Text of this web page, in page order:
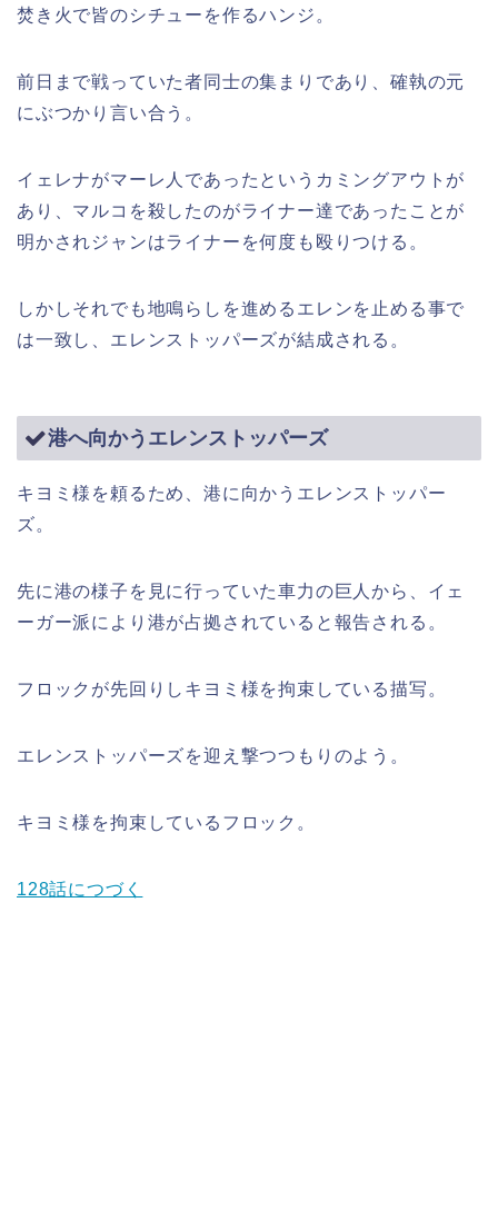
焚き火で皆のシチューを作るハンジ。
前日まで戦っていた者同士の集まりであり、確執の元
にぶつかり言い合う。
イェレナがマーレ人であったというカミングアウトが
あり、マルコを殺したのがライナー達であったことが
明かされジャンはライナーを何度も殴りつける。
しかしそれでも地鳴らしを進めるエレンを止める事で
は一致し、エレンストッパーズが結成される。
港へ向かうエレンストッパーズ
キヨミ様を頼るため、港に向かうエレンストッパー
ズ。
先に港の様子を見に行っていた車力の巨人から、イェ
ーガー派により港が占拠されていると報告される。
フロックが先回りしキヨミ様を拘束している描写。
エレンストッパーズを迎え撃つつもりのよう。
キヨミ様を拘束しているフロック。
128話につづく